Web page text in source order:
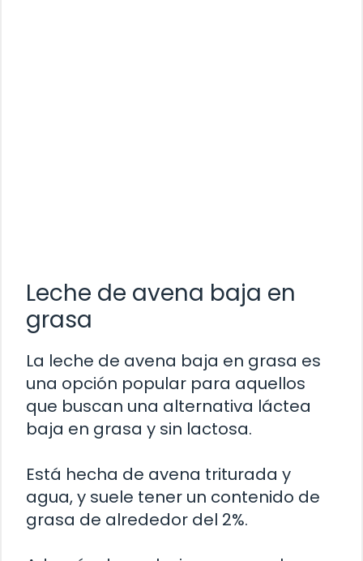
Leche de avena baja en
grasa
La leche de avena baja en grasa es
una opción popular para aquellos
que buscan una alternativa láctea
baja en grasa y sin lactosa.
Está hecha de avena triturada y
agua, y suele tener un contenido de
grasa de alrededor del 2%.